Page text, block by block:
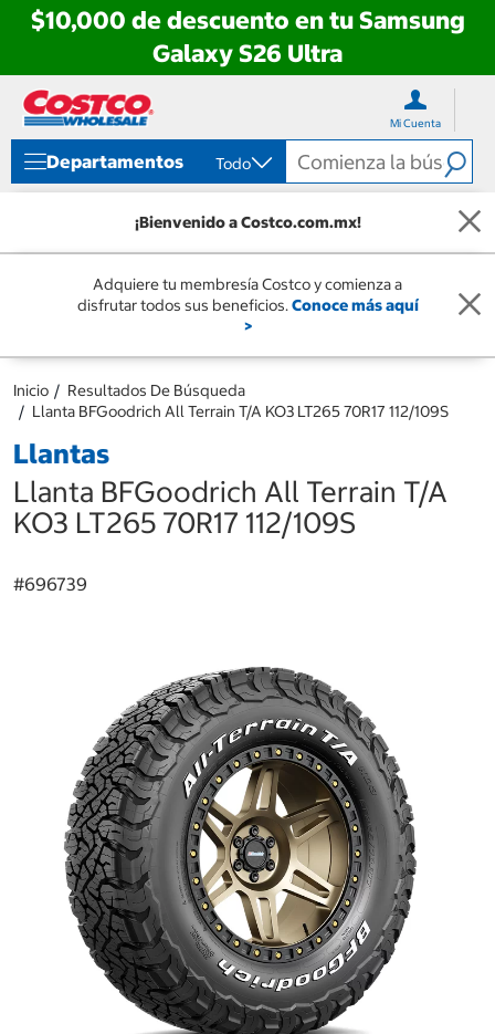
$10,000 de descuento en tu Samsung
Galaxy S26 Ultra
directo
contenido
directo
menú
navegación
Mi Cuenta
Departamentos Todo
¡Bienvenido a Costco.com.mx!
Adquiere tu membresía Costco y comienza a
disfrutar todos sus beneficios.Conoce más aquí
>
Inicio
Resultados De Búsqueda
Llanta BFGoodrich All Terrain T/A KO3 LT265 70R17 112/109S
Llantas
Llanta BFGoodrich All Terrain T/A
KO3 LT265 70R17 112/109S
#696739